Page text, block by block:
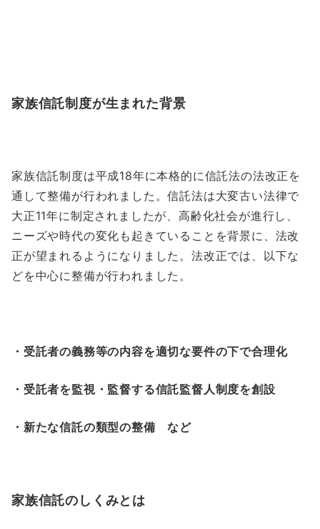
家族信託制度が生まれた背景
家族信託制度は平成18年に本格的に信託法の法改正を
通して整備が行われました。信託法は大変古い法律で
大正11年に制定されましたが、高齢化社会が進行し、
ニーズや時代の変化も起きていることを背景に、法改
正が望まれるようになりました。法改正では、以下な
どを中心に整備が行われました。
・受託者の義務等の内容を適切な要件の下で合理化
・受託者を監視・監督する信託監督人制度を創設
・新たな信託の類型の整備 など
家族信託のしくみとは